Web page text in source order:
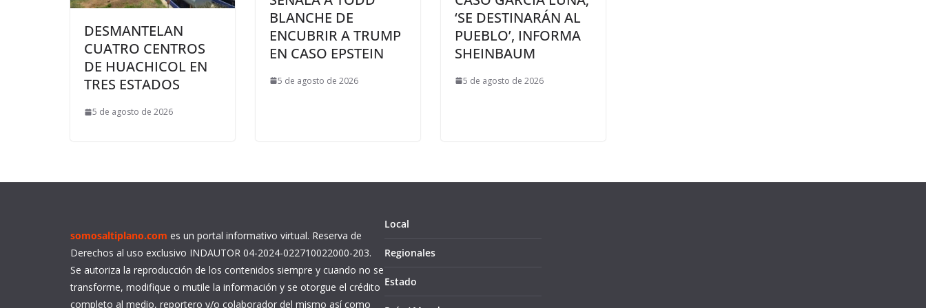
DESMANTELAN
CUATRO CENTROS
DE HUACHICOL EN
TRES ESTADOS
5 de agosto de 2026
BLANCHE DE
ENCUBRIR A TRUMP
EN CASO EPSTEIN
5 de agosto de 2026
‘SE DESTINARÁN AL
PUEBLO’, INFORMA
SHEINBAUM
5 de agosto de 2026
somosaltiplano.com es un portal informativo virtual. Reserva de
Derechos al uso exclusivo INDAUTOR 04-2024-022710022000-203.
Se autoriza la reproducción de los contenidos siempre y cuando no se
transforme, modifique o mutile la información y se otorgue el crédito
completo al medio, reportero y/o colaborador del mismo así como
Local
Regionales
Estado